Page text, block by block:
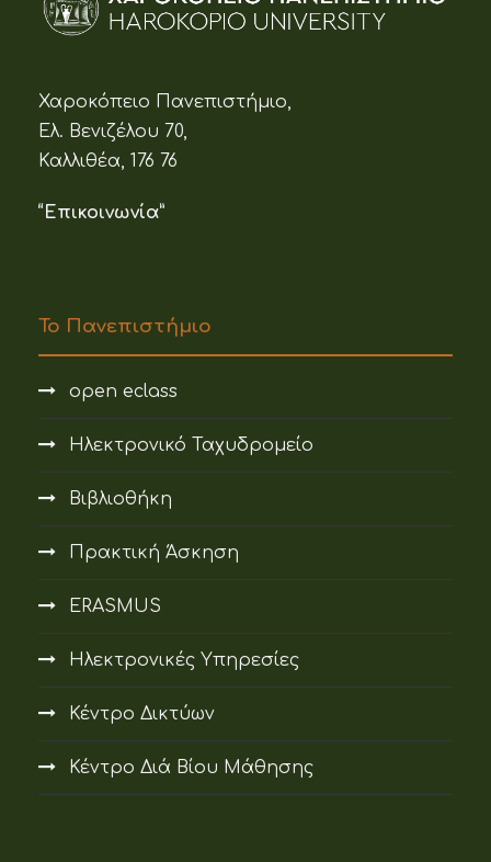
Χαροκόπειο Πανεπιστήμιο,
Ελ. Βενιζέλου 70,
Καλλιθέα, 176 76
“Επικοινωνία”
Το Πανεπιστήμιο
open eclass
Ηλεκτρονικό Ταχυδρομείο
Βιβλιοθήκη
Πρακτική Άσκηση
ERASMUS
Ηλεκτρονικές Υπηρεσίες
Κέντρο Δικτύων
Κέντρο Διά Βίου Μάθησης